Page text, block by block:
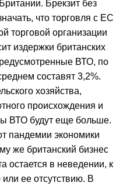
Брекзит без
что торговля с ЕС
торговой организации
издержки британских
ВТО, по
составят 3,2%.
хозяйства,
происхождения и
ВТО будут еще больше.
пандемии экономики
же британский бизнес
остается в неведении, к
или ее отсутствию. В